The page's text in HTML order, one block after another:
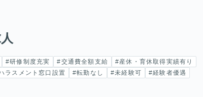
#研修制度充実 #交通費全額支給
#産休・育休取得実績有り
ラスメント窓口設置 #転勤なし #未経験可
#経験者優遇